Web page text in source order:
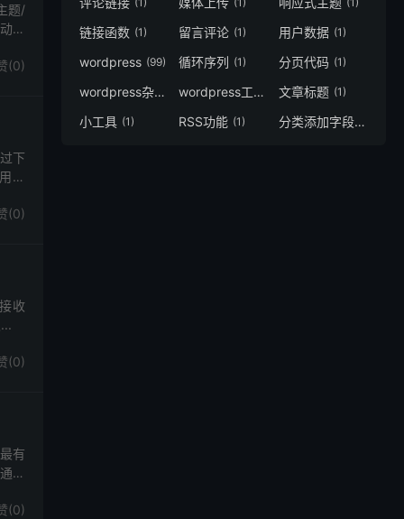
题/
生
(0)
下
场
(0)
收
(0)
有
过
(0)
链接函数 (1) 留言评论 (1) 用户数据 (1)
wordpress (99) 循环序列 (1) 分页代码 (1)
wordpress杂志主题 (2) wordpress工作室主题 (2)
文章标题 (1)
小工具 (1) RSS功能 (1) 分类添加字段
(1)